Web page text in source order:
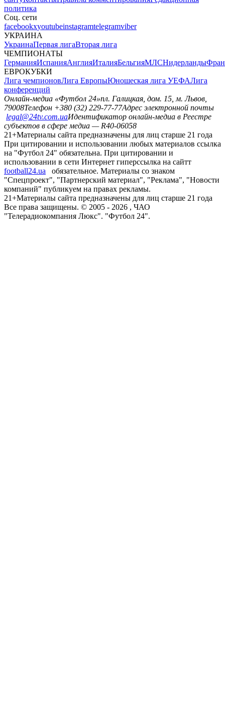
политика
Соц. сети
facebookxyoutubeinstagramtelegramviber
УКРАИНА
УкраинаПервая лигаВторая лига
ЧЕМПИОНАТЫ
ГерманияИспанияАнглияИталияБельгияМЛСНидерланды
ЕВРОКУБКИ
Лига чемпионовЛига ЕвропыЮношеская лига УЕФАЛига
конференций
Онлайн-медиа «Футбол 24»пл. Галицкая, дом. 15, м. Львов,
79008Телефон +380 (32) 229-77-77Адрес электронной почты
legal@24tv.com.uaИдентификатор онлайн-медиа в Реестре
субъектов в сфере медиа — R40-06058
21+Материалы сайта предназначены для лиц старше 21 года
При цитировании и использовании любых материалов ссылка
на "Футбол 24" обязательна. При цитировании и
использовании в сети Интернет гиперссылка на сайтт
football24.ua
обязательное. Материалы со знаком
"Спецпроект", "Партнерский материал", "Реклама", "Новости
компаний" публикуем на правах рекламы.
21+Материалы сайта предназначены для лиц старше 21 года
Все права защищены. © 2005 - 2026 , ЧАО
"Телерадиокомпания Люкс". "Футбол 24".